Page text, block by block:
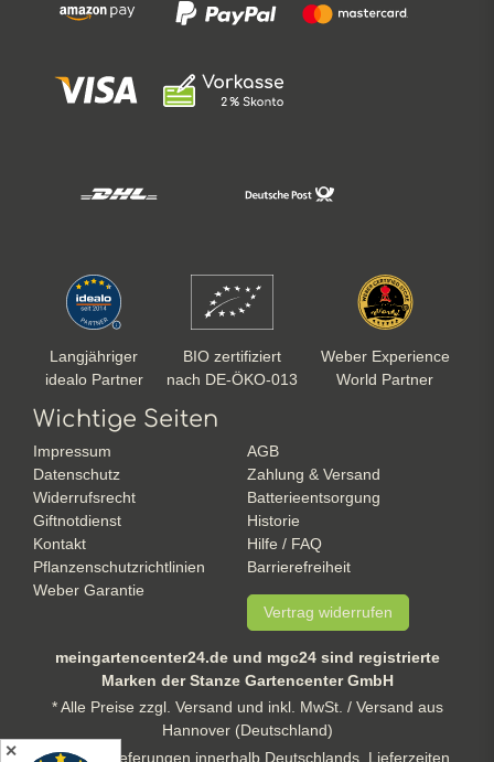
Langjähriger
idealo Partner
BIO zertifiziert
nach DE-ÖKO-013
Weber Experience
World Partner
Wichtige Seiten
Impressum
AGB
Datenschutz
Zahlung & Versand
Widerrufsrecht
Batterieentsorgung
Giftnotdienst
Historie
Kontakt
Hilfe / FAQ
Pflanzenschutzrichtlinien
Barrierefreiheit
Weber Garantie
Vertrag widerrufen
meingartencenter24.de und mgc24 sind registrierte
Marken der Stanze Gartencenter GmbH
* Alle Preise zzgl. Versand und inkl. MwSt. / Versand aus
Hannover (Deutschland)
** gilt für Lieferungen innerhalb Deutschlands, Lieferzeiten
✕